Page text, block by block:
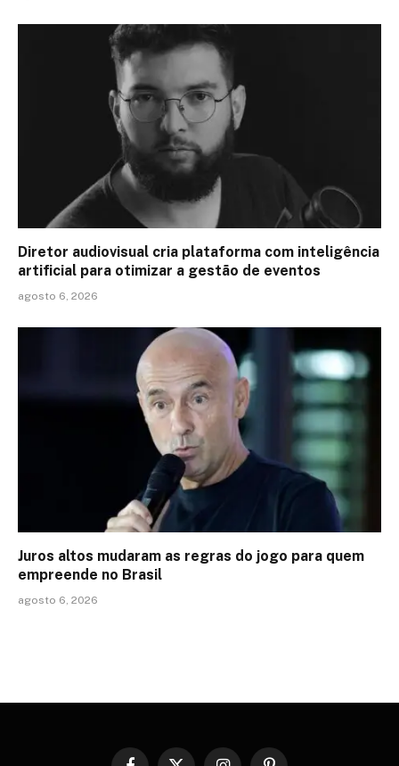
Diretor audiovisual cria plataforma com inteligência
artificial para otimizar a gestão de eventos
agosto 6, 2026
Juros altos mudaram as regras do jogo para quem
empreende no Brasil
agosto 6, 2026